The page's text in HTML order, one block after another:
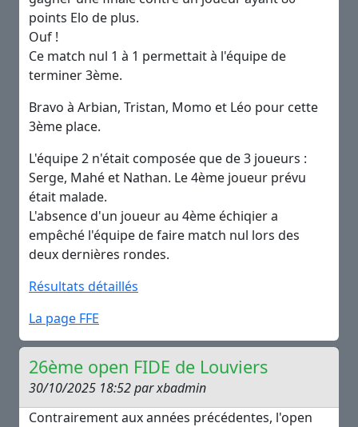
points Elo de plus.
Ouf !
Ce match nul 1 à 1 permettait à l'équipe de
terminer 3ème.
Bravo à Arbian, Tristan, Momo et Léo pour cette
3ème place.
L'équipe 2 n'était composée que de 3 joueurs :
Serge, Mahé et Nathan. Le 4ème joueur prévu
était malade.
L'absence d'un joueur au 4ème échiqier a
empêché l'équipe de faire match nul lors des
deux dernières rondes.
Résultats détaillés
La page FFE
26ème open FIDE de Louviers
30/10/2025 18:52 par xbadmin
Contrairement aux années précédentes, l'open